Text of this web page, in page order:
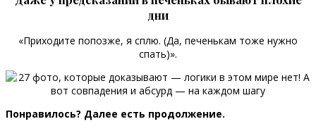
дни
«Приходите попозже, я сплю. (Да, печенькам тоже нужно
спать)».
Понравилось? Далее есть продолжение.